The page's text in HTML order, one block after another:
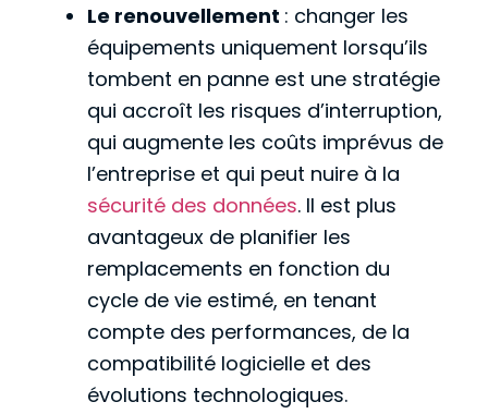
Le renouvellement : changer les
équipements uniquement lorsqu’ils
tombent en panne est une stratégie
qui accroît les risques d’interruption,
qui augmente les coûts imprévus de
l’entreprise et qui peut nuire à la
sécurité des données. Il est plus
avantageux de planifier les
remplacements en fonction du
cycle de vie estimé, en tenant
compte des performances, de la
compatibilité logicielle et des
évolutions technologiques.